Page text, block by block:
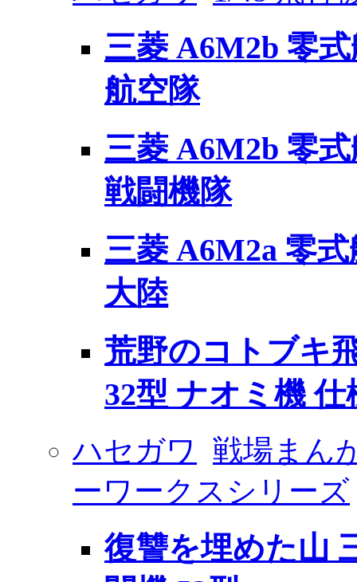
三菱 A6M2b 零
航空隊
三菱 A6M2b 零
戦闘機隊
三菱 A6M2a 零
大陸
荒野のコトブキ
32型 ナオミ機 仕
ハセガワ
戦場まん
ーワークスシリーズ
復讐を埋めた山